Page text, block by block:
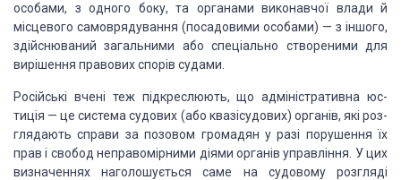
особами, з одного боку, та органа­ми виконавчої влади й
місцевого самоврядування (посадовими особами) — з іншого,
здійснюваний загальними або спеціально створеними для
вирішення правових спорів судами.
Російські вчені теж підкреслюють, що адміністративна юс­
тиція — це система судових (або квазісудових) органів, які роз­
глядають справи за позовом громадян у разі порушення їх
прав і свобод неправомірними діями органів управління. У цих
ви­значеннях наголошується саме на судовому розгляді